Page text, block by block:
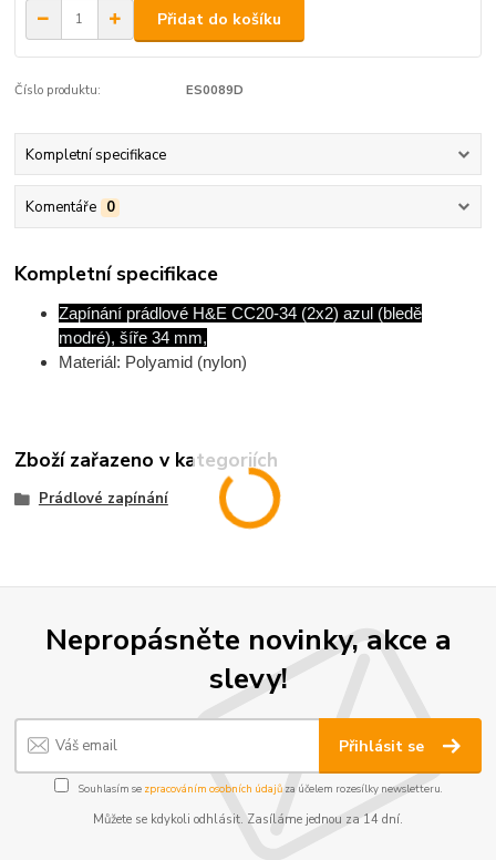
Přidat do košíku
Číslo produktu: ES0089D
Kompletní specifikace
Komentáře 0
Kompletní specifikace
Zapínání prádlové H&E CC20-34 (2x2) azul (bledě
modré), šíře 34 mm,
Materiál: Polyamid (nylon)
Zboží zařazeno v kategoriích
Prádlové zapínání
Nepropásněte novinky, akce a
slevy!
Přihlásit se
Souhlasím se zpracováním osobních údajůza účelem rozesílky newsletteru.
Můžete se kdykoli odhlásit. Zasíláme jednou za 14 dní.